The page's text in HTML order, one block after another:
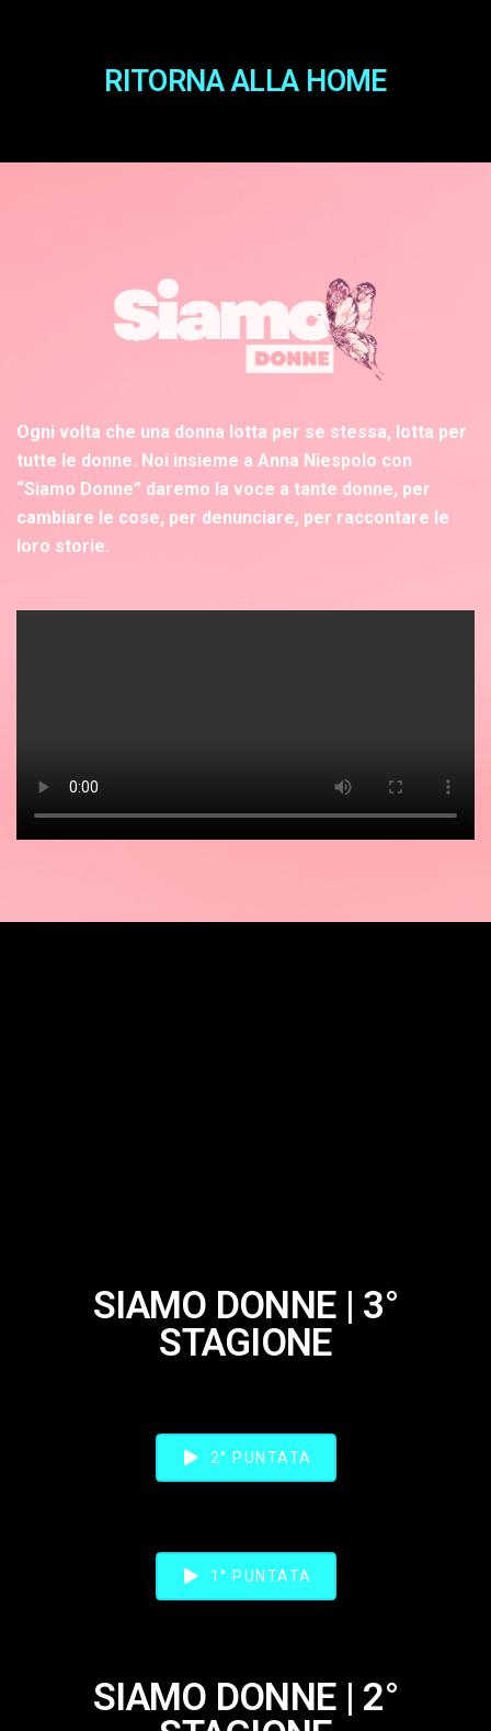
RITORNA ALLA HOME
Ogni volta che una donna lotta per se stessa, lotta per
tutte le donne. Noi insieme a Anna Niespolo con
“Siamo Donne” daremo la voce a tante donne, per
cambiare le cose, per denunciare, per raccontare le
loro storie.
SIAMO DONNE | 3°
STAGIONE
2° PUNTATA
1° PUNTATA
SIAMO DONNE | 2°